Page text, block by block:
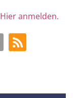
Hier anmelden.